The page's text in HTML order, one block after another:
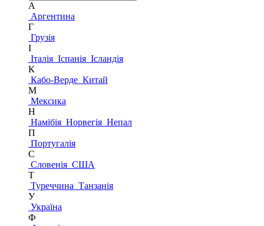
А
Аргентина
Г
Грузія
І
Італія Іспанія Ісландія
К
Кабо-Верде Китай
М
Мексика
Н
Намібія Норвегія Непал
П
Португалія
С
Словенія США
Т
Туреччина Танзанія
У
Україна
Ф